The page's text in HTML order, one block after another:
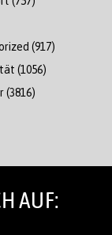
(917)
(1056)
(3816)
AUF: